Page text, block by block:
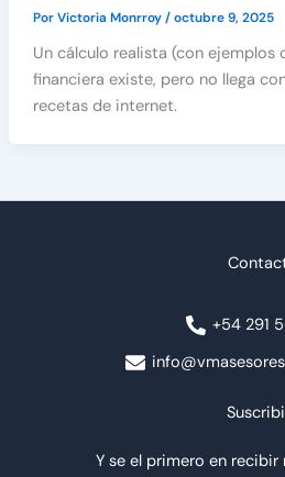
PorVictoria Monrroy/octubre 9, 2025
Un cálculo realista (con ejemplos
financiera existe, pero no llega
recetas de internet.
+54 291
Y se el primero en